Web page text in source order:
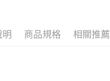
明 商品規格 相關推薦